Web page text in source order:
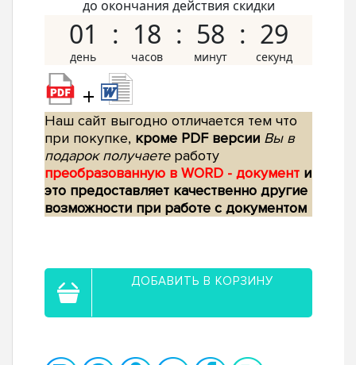
до окончания действия скидки
01 18 58 28
+
Наш сайт выгодно отличается тем что
при покупке, кроме PDF версии Вы в
подарок получаетеработу
преобразованную в WORD - документ и
это предоставляет качественно другие
возможности при работе с документом
ДОБАВИТЬ В КОРЗИНУ